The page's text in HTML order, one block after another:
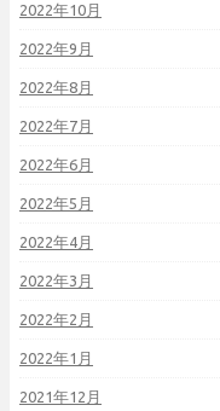
2022年10月
2022年9月
2022年8月
2022年7月
2022年6月
2022年5月
2022年4月
2022年3月
2022年2月
2022年1月
2021年12月